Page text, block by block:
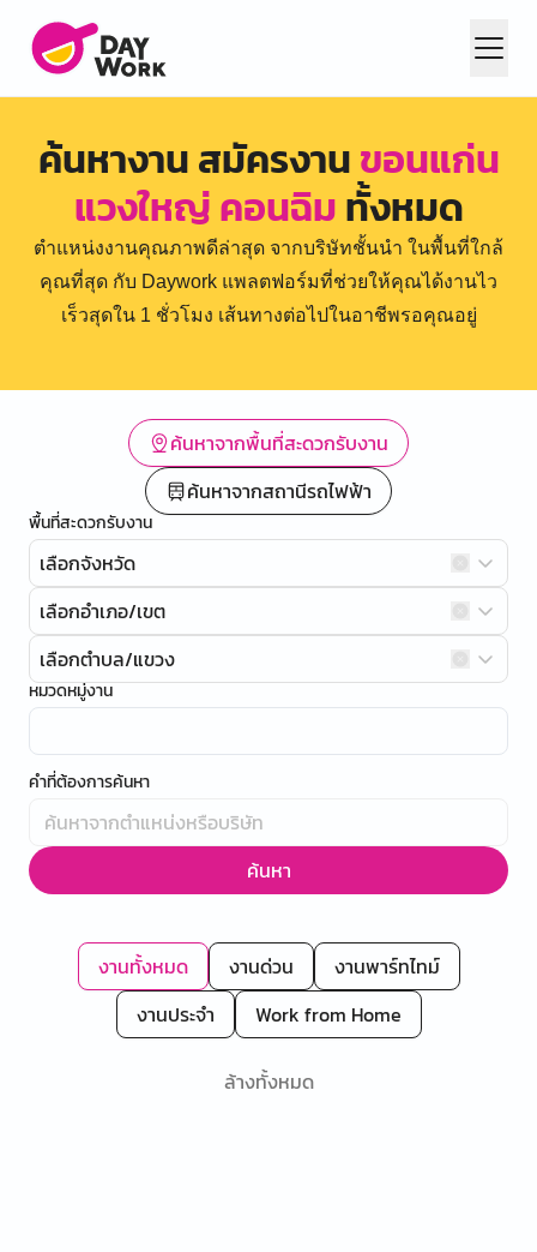
ค้นหางาน สมัครงานขอนแก่น
แวงใหญ่ คอนฉิมทั้งหมด
ตำแหน่งงานคุณภาพดีล่าสุด จากบริษัทชั้นนำ ในพื้นที่ใกล้
คุณที่สุด กับ Daywork แพลตฟอร์มที่ช่วยให้คุณได้งานไว
เร็วสุดใน 1 ชั่วโมง เส้นทางต่อไปในอาชีพรอคุณอยู่
ค้นหาจากพื้นที่สะดวกรับงาน
ค้นหาจากสถานีรถไฟฟ้า
พื้นที่สะดวกรับงาน
เลือกจังหวัด
เลือกอำเภอ/เขต
เลือกตำบล/แขวง
หมวดหมู่งาน
คำที่ต้องการค้นหา
ค้นหา
งานทั้งหมด งานด่วน
งานพาร์ทไทม์
งานประจำ
Work from Home
ล้างทั้งหมด